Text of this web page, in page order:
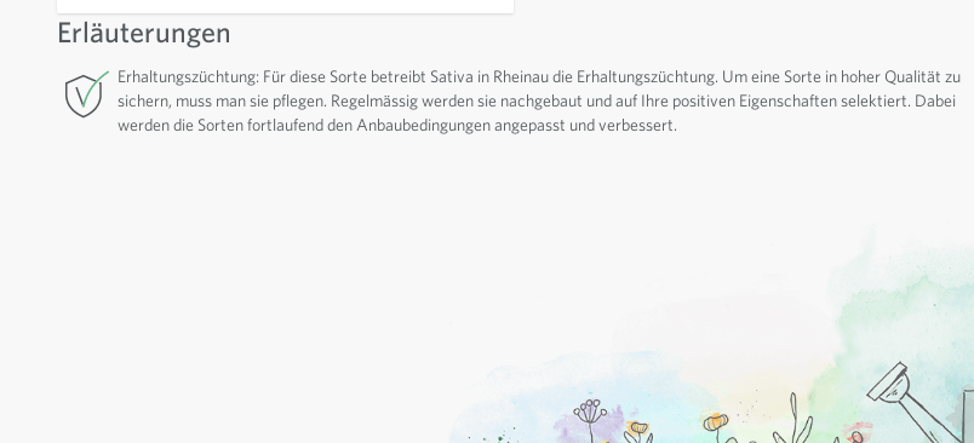
Erläuterungen
Erhaltungszüchtung: Für diese Sorte betreibt Sativa in Rheinau die Erhaltungszüchtung. Um eine Sorte in hoher Qualität zu
sichern, muss man sie pflegen. Regelmässig werden sie nachgebaut und auf Ihre positiven Eigenschaften selektiert. Dabei
werden die Sorten fortlaufend den Anbaubedingungen angepasst und verbessert.